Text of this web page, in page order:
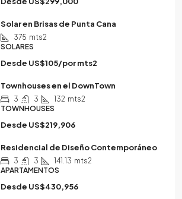
Solar en Brisas de Punta Cana
375 mts2
SOLARES
Desde US$105/por mts2
Townhouses en el DownTown
3 3 132 mts2
TOWNHOUSES
Desde US$219,906
Residencial de Diseño Contemporáneo
3 3 141.13 mts2
APARTAMENTOS
Desde US$430,956